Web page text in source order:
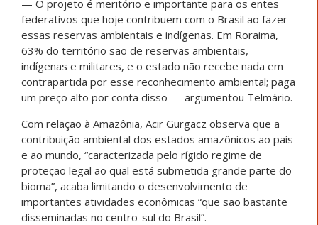
— O projeto é meritório e importante para os entes
federativos que hoje contribuem com o Brasil ao fazer
essas reservas ambientais e indígenas. Em Roraima,
63% do território são de reservas ambientais,
indígenas e militares, e o estado não recebe nada em
contrapartida por esse reconhecimento ambiental; paga
um preço alto por conta disso — argumentou Telmário.
Com relação à Amazônia, Acir Gurgacz observa que a
contribuição ambiental dos estados amazônicos ao país
e ao mundo, “caracterizada pelo rígido regime de
proteção legal ao qual está submetida grande parte do
bioma”, acaba limitando o desenvolvimento de
importantes atividades econômicas “que são bastante
disseminadas no centro-sul do Brasil”.